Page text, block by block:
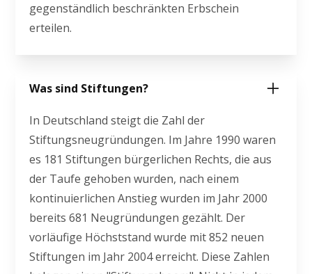
gegenständlich beschränkten Erbschein
erteilen.
Was sind Stiftungen?
In Deutschland steigt die Zahl der
Stiftungsneugründungen. Im Jahre 1990 waren
es 181 Stiftungen bürgerlichen Rechts, die aus
der Taufe gehoben wurden, nach einem
kontinuierlichen Anstieg wurden im Jahr 2000
bereits 681 Neugründungen gezählt. Der
vorläufige Höchststand wurde mit 852 neuen
Stiftungen im Jahr 2004 erreicht. Diese Zahlen